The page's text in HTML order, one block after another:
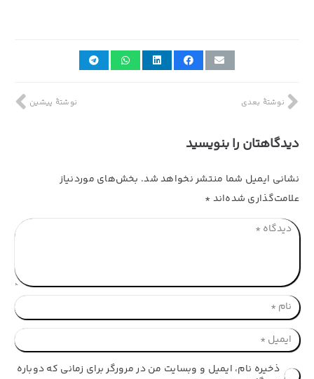
نوشتهٔ پیشین نوشتهٔ بعدی
دیدگاهتان را بنویسید
نشانی ایمیل شما منتشر نخواهد شد. بخش‌های موردنیاز
علامت‌گذاری شده‌اند *
ذخیره نام، ایمیل و وبسایت من در مرورگر برای زمانی که دوباره